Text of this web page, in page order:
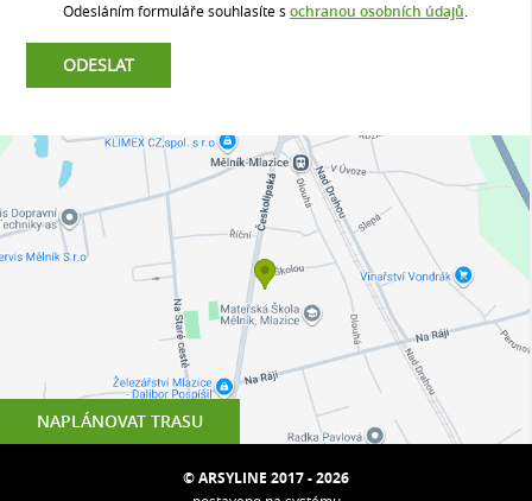
NAPLÁNOVAT TRASU
Odesláním formuláře souhlasíte s ochranou osobních údajů
© ARSYLINE 2017 - 2026